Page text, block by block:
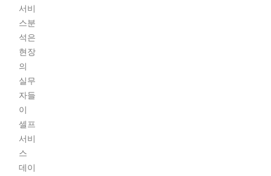
서비
스분
석은
현장
의
실무
자들
이
셀프
서비
스
데이